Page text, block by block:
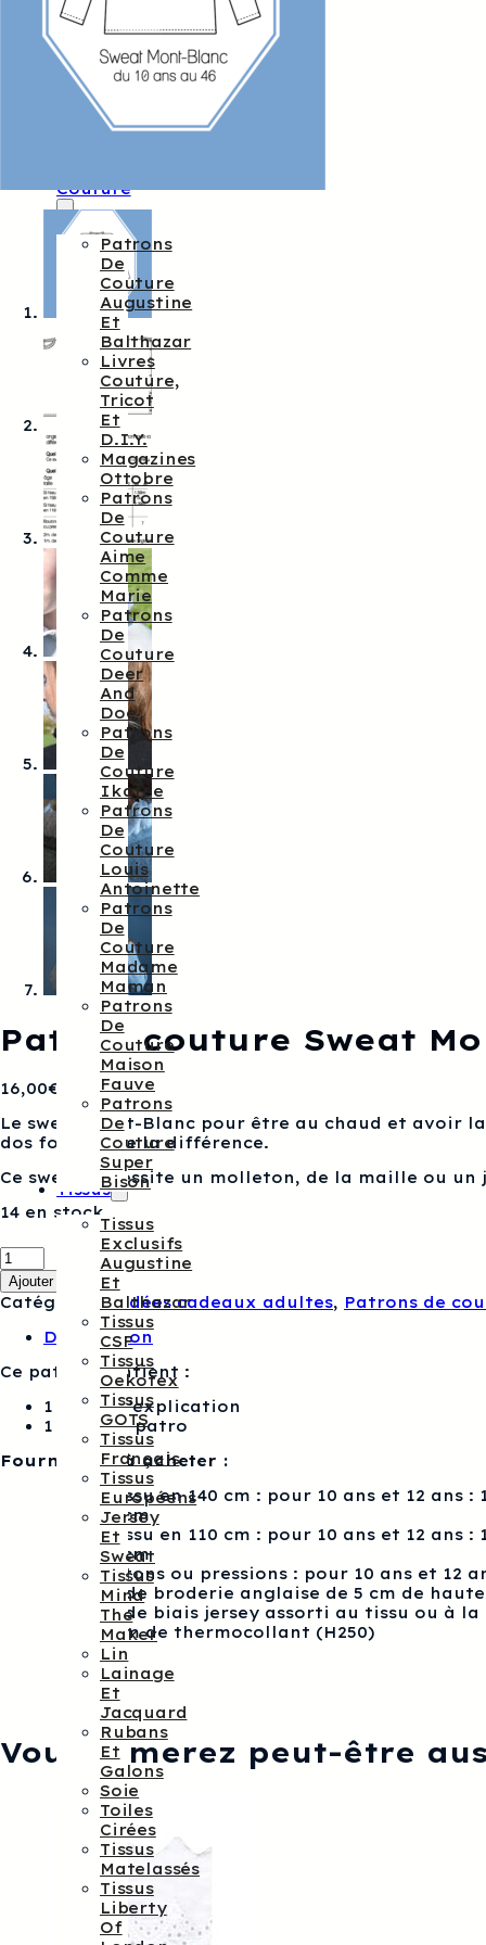
Augustine
&
Balthazar
Kits
Créatifs
Augustine
Et
Couture
Patrons
De
Couture
Augustine
Et
Balthazar
Livres
Couture,
Tricot
Et
D.I.Y.
Magazines
Ottobre
Patrons
De
Couture
Aime
Comme
Marie
Patrons
De
Couture
Deer
And
Doe
Patrons
De
Couture
Ikatee
Patrons
De
Couture
Louis
Antoinette
Patrons
De
Couture
Madame
Maman
Patrons
De
Couture
Maison
Fauve
Patrons
De
Couture
Super
Bison
Tissus
Tissus
Exclusifs
Augustine
Et
Balthazar
Tissus
CSF
Tissus
Oekotex
Tissus
GOTS
Tissus
Français
Tissus
Européens
Jersey
Et
Sweat
Tissus
Mind
The
Maker
Lin
Lainage
Et
Jacquard
Rubans
Et
Galons
Soie
Toiles
Cirées
Tissus
Matelassés
Tissus
Liberty
Of
Patron couture Sweat
16,00€
Le sweat Mont-Blanc pour être au chaud et avoir
dos font toute la différence.
Ce sweat nécessite un molleton, de la maille ou un
14 en stock
quantité
de
Patron
couture
Mont-
Blanc
du
ans
46
Ajouter au panier
Catégories :Idées cadeaux adultes, Patrons de
Description
Ce patron contient :
1 livret d’explication
1 feuillet patro
Fournitures à acheter :
Si tissu en 140 cm : pour 10 ans et 12 ans
150 cm
Si tissu en 110 cm : pour 10 ans et 12 ans
220 cm
Boutons ou pressions : pour 10 ans et 12
2 m de broderie anglaise de 5 cm de
1 m de biais jersey assorti au tissu ou à
10 cm de thermocollant (H250)
Vous aimerez peut-être